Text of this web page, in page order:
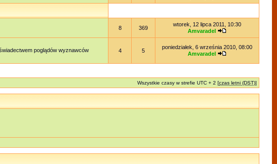
8 369
wtorek, 12 lipca 2011, 10:30
Amvaradel
poglądów wyznawców
4 5
poniedziałek, 6 września 2010, 08:00
Amvaradel
Wszystkie czasy w strefie UTC + 2 [czas letni (DST)]